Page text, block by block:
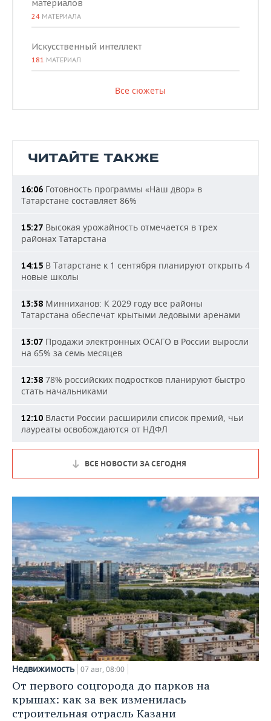
материалов
24 МАТЕРИАЛА
Искусственный интеллект
181 МАТЕРИАЛ
Все сюжеты
ЧИТАЙТЕ ТАКЖЕ
16:06 Готовность программы «Наш двор» в
Татарстане составляет 86%
15:27 Высокая урожайность отмечается в трех
районах Татарстана
14:15 В Татарстане к 1 сентября планируют открыть 4
новые школы
13:38 Минниханов: К 2029 году все районы
Татарстана обеспечат крытыми ледовыми аренами
13:07 Продажи электронных ОСАГО в России выросли
на 65% за семь месяцев
12:38 78% российских подростков планируют быстро
стать начальниками
12:10 Власти России расширили список премий, чьи
лауреаты освобождаются от НДФЛ
ВСЕ НОВОСТИ ЗА СЕГОДНЯ
Недвижимость 07 авг, 08:00
От первого соцгорода до парков на
крышах: как за век изменилась
строительная отрасль Казани